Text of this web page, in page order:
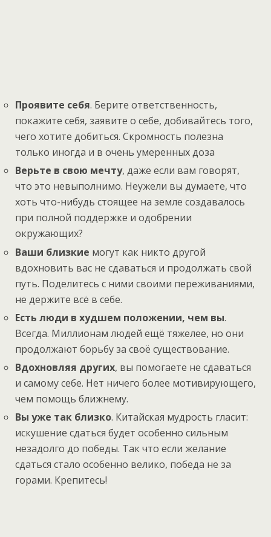
Проявите себя. Берите ответственность,
покажите себя, заявите о себе, добивайтесь того,
чего хотите добиться. Скромность полезна
только иногда и в очень умеренных доза
Верьте в свою мечту, даже если вам говорят,
что это невыполнимо. Неужели вы думаете, что
хоть что-нибудь стоящее на земле создавалось
при полной поддержке и одобрении
окружающих?
Ваши близкие могут как никто другой
вдохновить вас не сдаваться и продолжать свой
путь. Поделитесь с ними своими переживаниями,
не держите всё в себе.
Есть люди в худшем положении, чем вы.
Всегда. Миллионам людей ещё тяжелее, но они
продолжают борьбу за своё существование.
Вдохновляя других, вы помогаете не сдаваться
и самому себе. Нет ничего более мотивирующего,
чем помощь ближнему.
Вы уже так близко. Китайская мудрость гласит:
искушение сдаться будет особенно сильным
незадолго до победы. Так что если желание
сдаться стало особенно велико, победа не за
горами. Крепитесь!